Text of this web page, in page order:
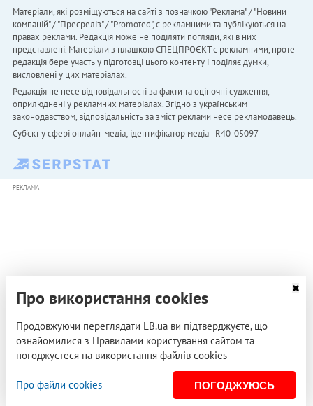
Матеріали, які розміщуються на сайті з позначкою "Реклама" / "Новини
компаній" / "Пресреліз" / "Promoted", є рекламними та публікуються на
правах реклами. Редакція може не поділяти погляди, які в них
представлені. Матеріали з плашкою СПЕЦПРОЄКТ є рекламними, проте
редакція бере участь у підготовці цього контенту і поділяє думки,
висловлені у цих матеріалах.
Редакція не несе відповідальності за факти та оціночні судження,
оприлюднені у рекламних матеріалах. Згідно з українським
законодавством, відповідальність за зміст реклами несе рекламодавець.
Cуб'єкт у сфері онлайн-медіа; ідентифікатор медіа - R40-05097
РЕКЛАМА
Про використання cookies
Продовжуючи переглядати LB.ua ви підтверджуєте, що
ознайомилися з Правилами користування сайтом та
погоджуєтеся на використання файлів cookies
Про файли cookies ПОГОДЖУЮСЬ